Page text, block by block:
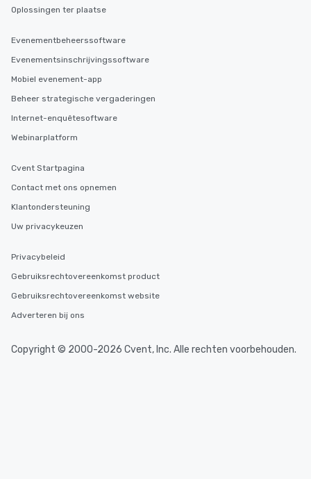
Oplossingen ter plaatse
Evenementbeheerssoftware
Evenementsinschrijvingssoftware
Mobiel evenement-app
Beheer strategische vergaderingen
Internet-enquêtesoftware
Webinarplatform
Cvent Startpagina
Contact met ons opnemen
Klantondersteuning
Uw privacykeuzen
Privacybeleid
Gebruiksrechtovereenkomst product
Gebruiksrechtovereenkomst website
Adverteren bij ons
Copyright © 2000-2026 Cvent, Inc. Alle rechten voorbehouden.